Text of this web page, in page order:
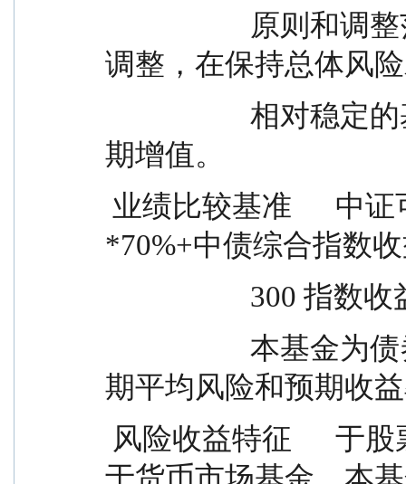
调整，在保持总体风
期增值。
*70%+中债综合指数
期平均风险和预期收
于货币市场基金。本